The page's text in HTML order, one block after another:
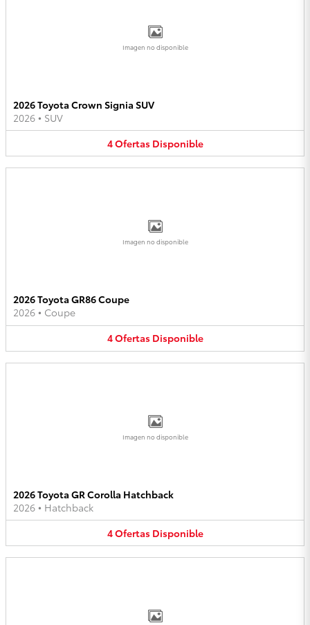
Imagen no disponible
2026 Toyota Crown Signia SUV
2026 • SUV
4Ofertas Disponible
Imagen no disponible
2026 Toyota GR86 Coupe
2026 • Coupe
4Ofertas Disponible
Imagen no disponible
2026 Toyota GR Corolla Hatchback
2026 • Hatchback
4Ofertas Disponible